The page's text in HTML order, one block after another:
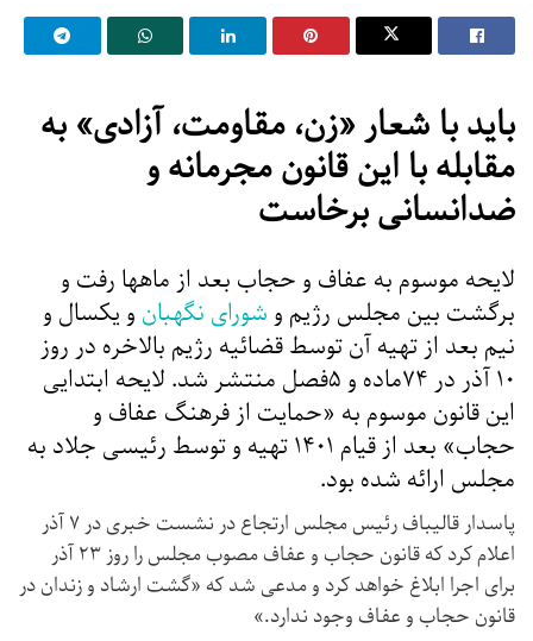
باید با شعار «زن، مقاومت، آزادی» به
مقابله با این قانون مجرمانه و
ضدانسانی برخاست
لایحه موسوم به عفاف و حجاب بعد از ماهها رفت و
برگشت بین مجلس رژیم و شورای نگهبان و یکسال و
نیم بعد از تهیه آن توسط قضائیه رژیم بالاخره در روز
۱۰ آذر در ۷۴ماده و ۵فصل منتشر شد. لایحه ابتدایی
این قانون موسوم به «حمایت از فرهنگ عفاف و
حجاب» بعد از قیام ۱۴۰۱ تهیه و توسط رئیسی جلاد به
مجلس ارائه شده بود.
پاسدار قالیباف رئیس مجلس ارتجاع در نشست خبری در ۷ آذر
اعلام کرد که قانون حجاب و عفاف مصوب مجلس را روز ۲۳ آذر
برای اجرا ابلاغ خواهد کرد و مدعی شد که «گشت ارشاد و زندان در
قانون حجاب و عفاف وجود ندارد.»